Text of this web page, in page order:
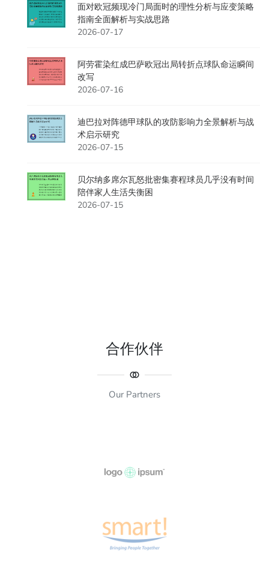
面对欧冠频现冷门局面时的理性分析与应变策略
指南全面解析与实战思路
2026-07-17
阿劳霍染红成巴萨欧冠出局转折点球队命运瞬间
改写
2026-07-16
迪巴拉对阵德甲球队的攻防影响力全景解析与战
术启示研究
2026-07-15
贝尔纳多席尔瓦怒批密集赛程球员几乎没有时间
陪伴家人生活失衡困
2026-07-15
合作伙伴
Our Partners